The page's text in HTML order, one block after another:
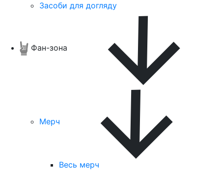
Засоби для догляду
Фан-зона
Мерч
Весь мерч